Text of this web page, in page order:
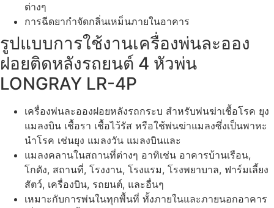
ต่างๆ
การฉีดยากำจัดกลิ่นเหม็นภายในอาคาร
รูปแบบการใช้งานเครื่องพ่นละออง
ฝอยติดหลังรถยนต์ 4 หัวพ่น
LONGRAY LR-4P
เครื่องพ่นละอองฝอยหลังรถกระบ สำหรับพ่นฆ่าเชื้อโรค ยุง
แมลงบิน เชื้อรา เชื้อไว้รัส หรือใช้พ่นฆ่าแมลงซึ่งเป็นพาหะ
นำโรค เช่นยุง แมลงวัน แมลงบินและ
แมลงคลานในสถานที่ต่างๆ อาทิเช่น อาคารบ้านเรือน,
โกดัง, สถานที่, โรงงาน, โรงแรม, โรงพยาบาล, ฟาร์มเลี้ยง
สัตว์, เครื่องบิน, รถยนต์, และอื่นๆ
เหมาะกับการพ่นในทุกพื้นที่ ทั้งภายในและภายนอกอาคาร